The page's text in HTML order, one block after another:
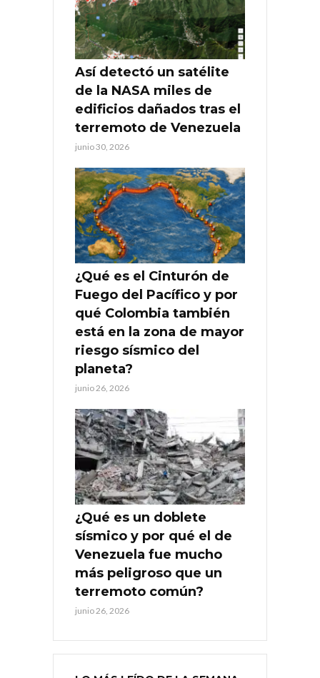
Así detectó un satélite
de la NASA miles de
edificios dañados tras el
terremoto de Venezuela
junio 30, 2026
¿Qué es el Cinturón de
Fuego del Pacífico y por
qué Colombia también
está en la zona de mayor
riesgo sísmico del
planeta?
junio 26, 2026
¿Qué es un doblete
sísmico y por qué el de
Venezuela fue mucho
más peligroso que un
terremoto común?
junio 26, 2026